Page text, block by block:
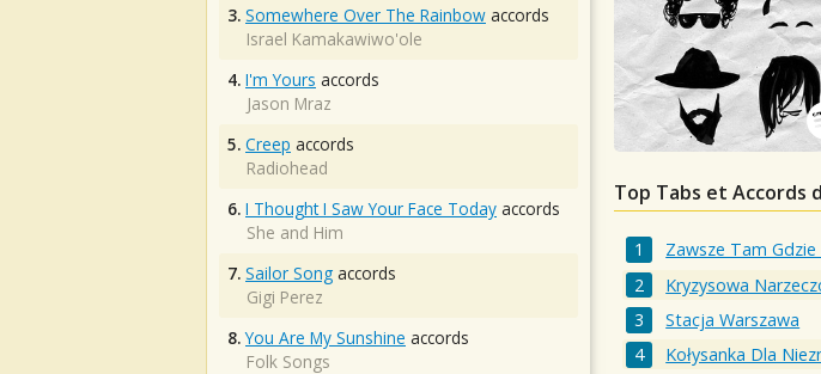
Top Tabs et Accords
Zawsze Tam
Kryzysowa
Stacja Warszawa
Kołysanka Dla
3. Somewhere Over The Rainbow accords
Israel Kamakawiwo'ole
4. I'm Yours accords
Jason Mraz
5. Creep accords
Radiohead
6. I Thought I Saw Your Face Today accords
She and Him
7. Sailor Song accords
Gigi Perez
8. You Are My Sunshine accords
Folk Songs